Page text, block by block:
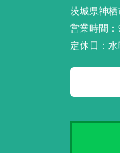
茨城県神
営業時間：
定休日： 水